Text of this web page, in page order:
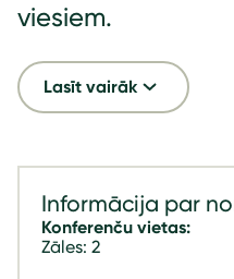
viesiem.
Lasīt vairāk
Informācija par
Konferenču vietas:
Zāles: 2